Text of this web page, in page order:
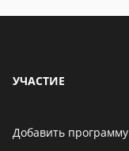
УЧАСТИЕ
Добавить программу